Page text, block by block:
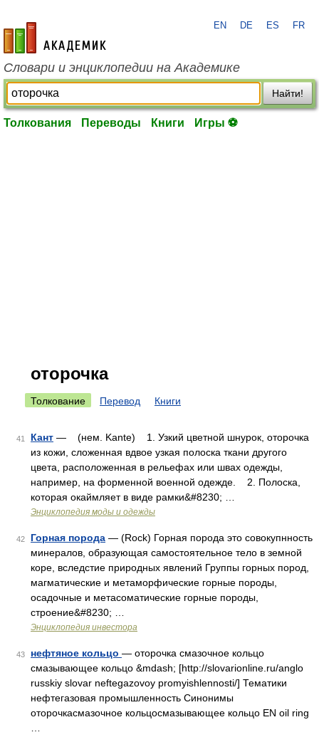
academic.ru
EN DE ES FR
Словари и энциклопедии на Академике
Найти!
Толкования Переводы Книги Игры ⚽
оторочка
Толкование Перевод Книги
41 Кант — (нем. Kante) 1. Узкий цветной шнурок, оторочка
из кожи, сложенная вдвое узкая полоска ткани другого
цвета, расположенная в рельефах или швах одежды,
например, на форменной военной одежде. 2. Полоска,
которая окаймляет в виде рамки&#8230; …
Энциклопедия моды и одежды
42 Горная порода — (Rock) Горная порода это совокупнность
минералов, образующая самостоятельное тело в земной
коре, вследстие природных явлений Группы горных пород,
магматические и метаморфические горные породы,
осадочные и метасоматические горные породы,
строение&#8230; …
Энциклопедия инвестора
43 нефтяное кольцо — оторочка смазочное кольцо
смазывающее кольцо &mdash; [http://slovarionline.ru/anglo
russkiy slovar neftegazovoy promyishlennosti/] Тематики
нефтегазовая промышленность Синонимы
оторочкасмазочное кольцосмазывающее кольцо EN oil ring